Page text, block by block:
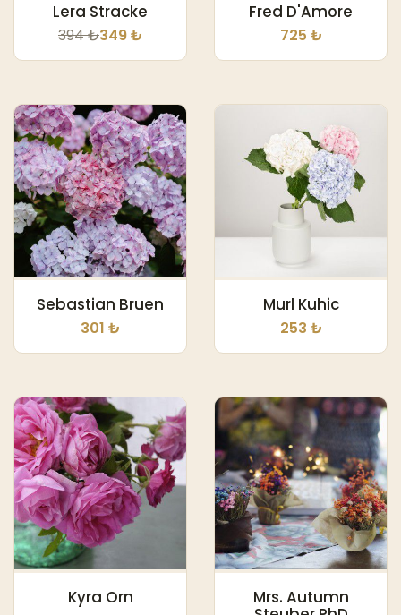
Lera Stracke
394 ₺349 ₺
Fred D'Amore
725 ₺
Sebastian Bruen
301 ₺
Murl Kuhic
253 ₺
Kyra Orn Mrs. Autumn